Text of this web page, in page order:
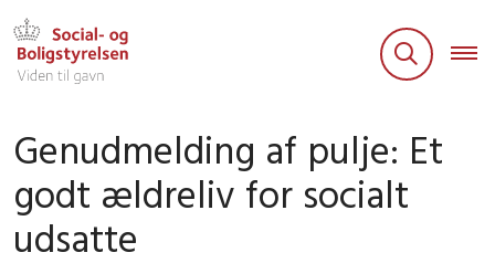
Genudmelding af pulje: Et
godt ældreliv for socialt
udsatte